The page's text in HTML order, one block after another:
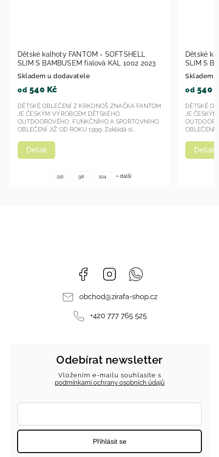
kalhoty FANTOM - SOFTSHELL
S BAMBUSEM fialová KAL 1002 2023
u dodavatele
540 Kč
OBLEČENÍ Z KRKONOŠ ZNAČKA FANTOM
VÝROBCEM DĚTSKÉHO
FUNKČNÍHO A SPORTOVNÍHO
JIŽ OD ROKU 1999. Zakládá si...
98 104 + další
Dětské kalhoty
SLIM S
Skladem u
540 Kč
DĚTSKÉ OBLEČENÍ
JE ČESKÝM
OUTDOOROVÉHO,
OBLEČENÍ JIŽ OD
Facebook Instagram
obchod@zirafa-shop.cz
+420 777 765 525
Odebírat newsletter
Vložením e-mailu souhlasíte s
podmínkami ochrany osobních údajů
Přihlásit se